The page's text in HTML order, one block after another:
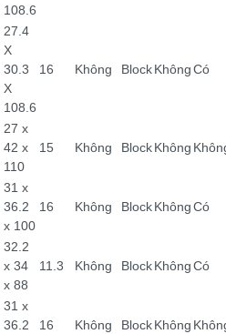
108.6
27.4
X
30.3
X
108.6
16 Không BlockKhôngCó
27 x
42 x
110
15 Không BlockKhông
31 x
36.2
x 100
16 Không BlockKhôngCó
32.2
x 34
x 88
11.3 Không BlockKhôngCó
31 x
36.2
16 Không BlockKhông